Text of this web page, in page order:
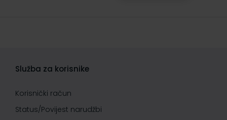
Služba za korisnike
Korisnički račun
Status/Povijest narudžbi